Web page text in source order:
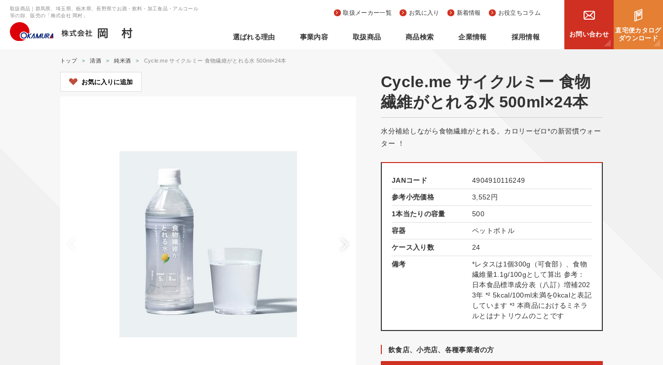
選ばれる理由 事業内容 取扱商品 商品検索 企業情報 採用情報
取扱メーカー一覧 お気に入り 新着情報 お役立ちコラム
お問い合わせ
直宅便カタログ
ダウンロード
取扱商品｜群馬県、埼玉県、栃木県、長野県でお酒・飲料・加工食品・アルコール
等の卸、販売の「株式会社 岡村」
トップ 清酒 純米酒 Cycle.me サイクルミー 食物繊維がとれる水 500ml×24本
Cycle.me サイクルミー 食物
繊維がとれる水 500ml×24本
水分補給しながら食物繊維がとれる。カロリーゼロ*の新習慣ウォー
ター ！
お気に入りに追加
JANコード 4904910116249
参考小売価格 3,552円
1本当たりの容量 500
容器 ペットボトル
ケース入り数 24
備考
*レタスは1個300g（可食部）、食物
繊維量1.1g/100gとして算出 参考：
日本食品標準成分表（八訂）増補202
3年 *² 5kcal/100ml未満を0kcalと表記
しています *³ 本商品におけるミネラ
ルとはナトリウムのことです
飲食店、小売店、各種事業者の方